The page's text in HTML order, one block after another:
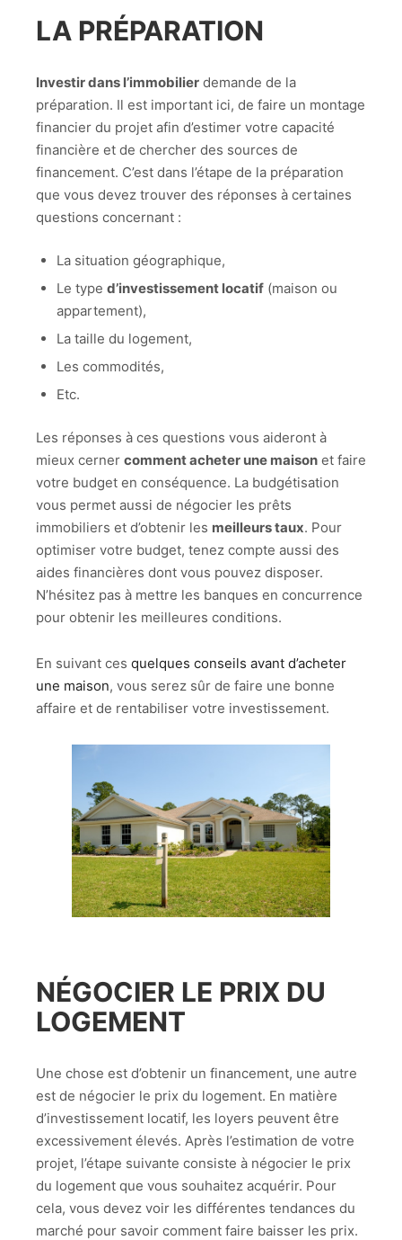
LA PRÉPARATION
Investir dans l’immobilier demande de la
préparation. Il est important ici, de faire un montage
financier du projet afin d’estimer votre capacité
financière et de chercher des sources de
financement. C’est dans l’étape de la préparation
que vous devez trouver des réponses à certaines
questions concernant :
La situation géographique,
Le type d’investissement locatif(maison ou
appartement),
La taille du logement,
Les commodités,
Etc.
Les réponses à ces questions vous aideront à
mieux cerner comment acheter une maison et faire
votre budget en conséquence. La budgétisation
vous permet aussi de négocier les prêts
immobiliers et d’obtenir les meilleurs taux. Pour
optimiser votre budget, tenez compte aussi des
aides financières dont vous pouvez disposer.
N’hésitez pas à mettre les banques en concurrence
pour obtenir les meilleures conditions.
En suivant ces quelques conseils avant d’acheter
une maison, vous serez sûr de faire une bonne
affaire et de rentabiliser votre investissement.
NÉGOCIER LE PRIX DU
LOGEMENT
Une chose est d’obtenir un financement, une autre
est de négocier le prix du logement. En matière
d’investissement locatif, les loyers peuvent être
excessivement élevés. Après l’estimation de votre
projet, l’étape suivante consiste à négocier le prix
du logement que vous souhaitez acquérir. Pour
cela, vous devez voir les différentes tendances du
marché pour savoir comment faire baisser les prix.